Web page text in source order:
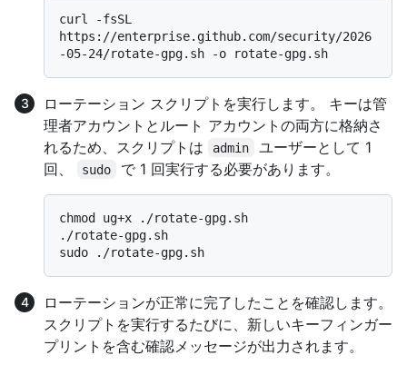
curl -fsSL
https://enterprise.github.com/security/2026
ローテーション スクリプトを実行します。 キーは管
理者アカウントとルート アカウントの両方に格納さ
れるため、スクリプトは
admin
ユーザーとして 1
回、
sudo で 1 回実行する必要があります。
chmod ug+x ./rotate-gpg.sh
./rotate-gpg.sh
ローテーションが正常に完了したことを確認します。
スクリプトを実行するたびに、新しいキーフィンガー
プリントを含む確認メッセージが出力されます。